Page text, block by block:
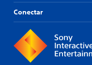
Conectar